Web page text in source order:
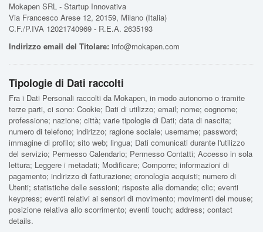
Mokapen SRL - Startup Innovativa
Via Francesco Arese 12, 20159, Milano (Italia)
C.F./P.IVA 12021740969 - R.E.A. 2635193
Indirizzo email del Titolare: info@mokapen.com
Tipologie di Dati raccolti
Fra i Dati Personali raccolti da Mokapen, in modo autonomo o tramite
terze parti, ci sono: Cookie; Dati di utilizzo; email; nome; cognome;
professione; nazione; città; varie tipologie di Dati; data di nascita;
numero di telefono; indirizzo; ragione sociale; username; password;
immagine di profilo; sito web; lingua; Dati comunicati durante l'utilizzo
del servizio; Permesso Calendario; Permesso Contatti; Accesso in sola
lettura; Leggere i metadati; Modificare; Comporre; informazioni di
pagamento; indirizzo di fatturazione; cronologia acquisti; numero di
Utenti; statistiche delle sessioni; risposte alle domande; clic; eventi
keypress; eventi relativi ai sensori di movimento; movimenti del mouse;
posizione relativa allo scorrimento; eventi touch; address; contact
details.